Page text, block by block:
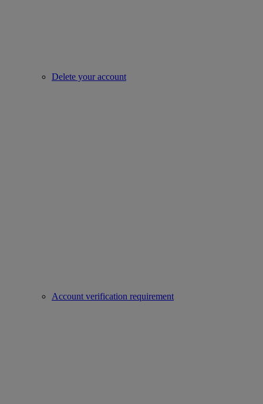
Delete your account
Account verification requirement